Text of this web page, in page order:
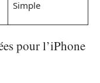
Simple
pour l’iPhone